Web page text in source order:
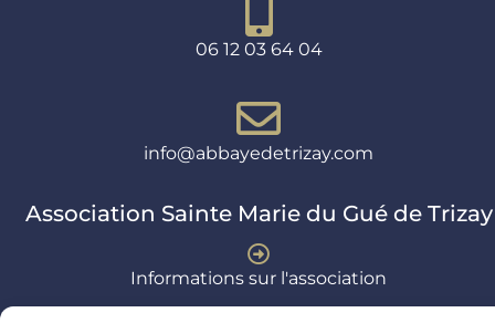
06 12 03 64 04
info@abbayedetrizay.com
Association Sainte Marie du Gué de Trizay
Informations sur l'association